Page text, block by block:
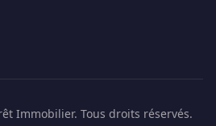
Immobilier. Tous droits réservés.